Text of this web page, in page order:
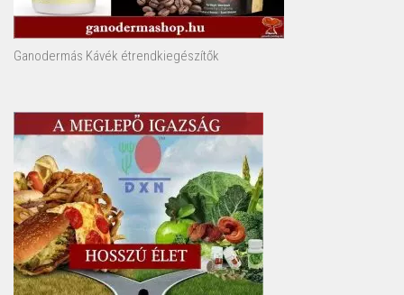
Ganodermás Kávék étrendkiegészítők